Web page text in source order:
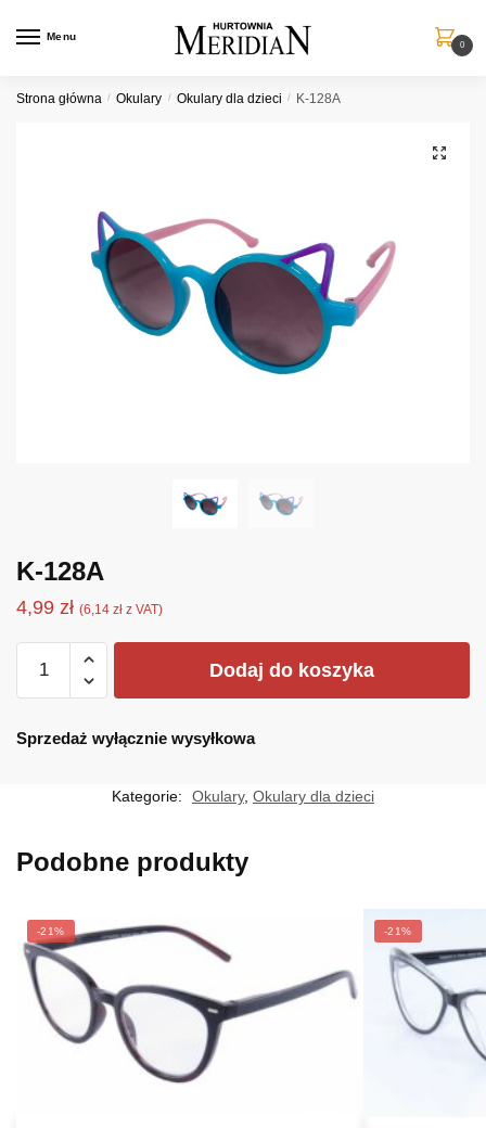
Menu
0
Strona główna / Okulary / Okulary dla dzieci / K-128A
K-128A
4,99 zł (6,14 zł z VAT)
Dodaj do koszyka
Sprzedaż wyłącznie wysyłkowa
Kategorie: Okulary, Okulary dla dzieci
Podobne produkty
-21% -21%